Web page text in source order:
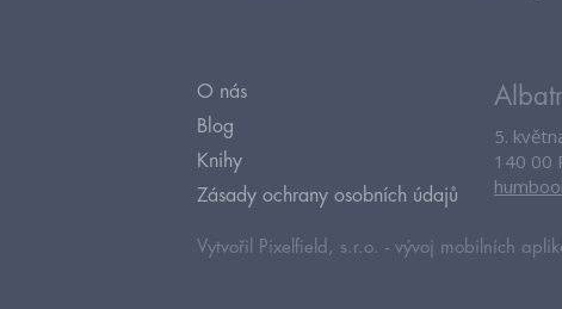
O nás
Blog
Knihy
Zásady ochrany osobních údajů
5.
140 00
Vytvořil Pixelfield, s.r.o. - vývoj mobilních